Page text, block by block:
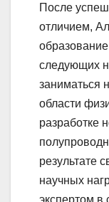
После
отличием,
следующих
заниматься
области
разработке
результате
научных
экспертом в